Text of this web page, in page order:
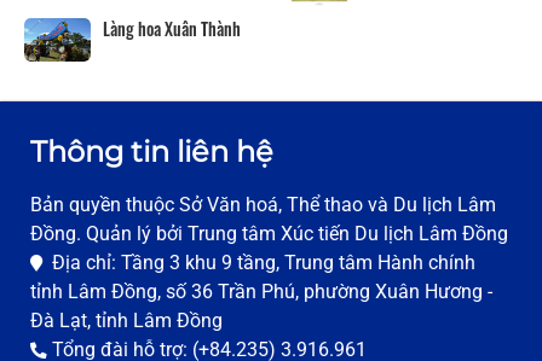
Làng hoa Xuân Thành
Thông tin liên hệ
Bản quyền thuộc Sở Văn hoá, Thể thao và Du lịch Lâm
Đồng. Quản lý bởi Trung tâm Xúc tiến Du lịch Lâm Đồng
Địa chỉ: Tầng 3 khu 9 tầng, Trung tâm Hành chính
tỉnh Lâm Đồng, số 36 Trần Phú, phường Xuân Hương -
Đà Lạt, tỉnh Lâm Đồng
Tổng đài hỗ trợ: (+84.235) 3.916.961